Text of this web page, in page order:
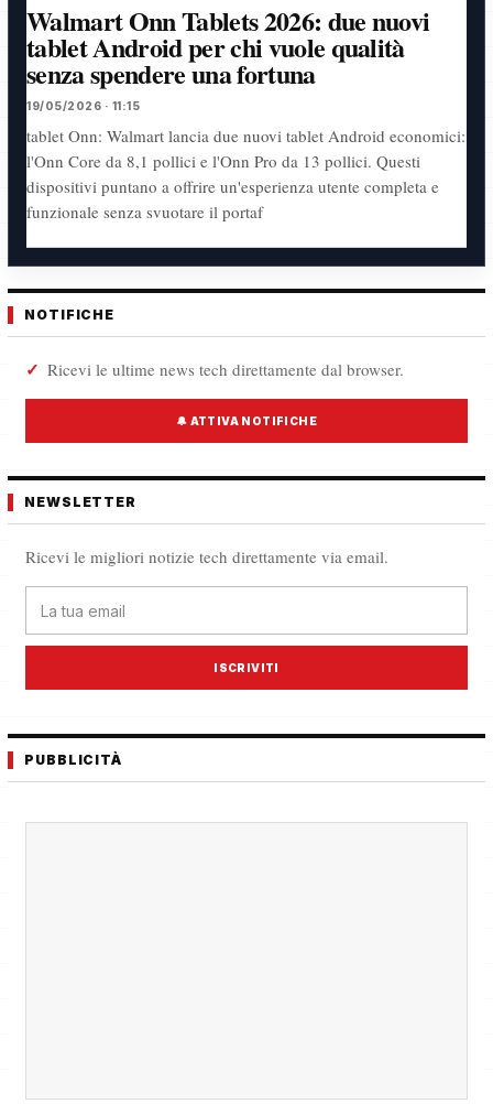
Walmart Onn Tablets 2026: due nuovi
tablet Android per chi vuole qualità
senza spendere una fortuna
19/05/2026 · 11:15
tablet Onn: Walmart lancia due nuovi tablet Android economici:
l'Onn Core da 8,1 pollici e l'Onn Pro da 13 pollici. Questi
dispositivi puntano a offrire un'esperienza utente completa e
funzionale senza svuotare il portaf
NOTIFICHE
Ricevi le ultime news tech direttamente dal browser.
🔔 ATTIVA NOTIFICHE
NEWSLETTER
Ricevi le migliori notizie tech direttamente via email.
ISCRIVITI
PUBBLICITÀ